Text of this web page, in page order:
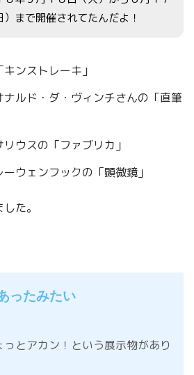
）まで開催されてたんだよ！
ンストレーキ」
ルド・ダ・ヴィンチさんの「直筆
ウスの「ファブリカ」
ウェンフックの「顕微鏡」
た。
ったみたい
とアカン！という展示物があり